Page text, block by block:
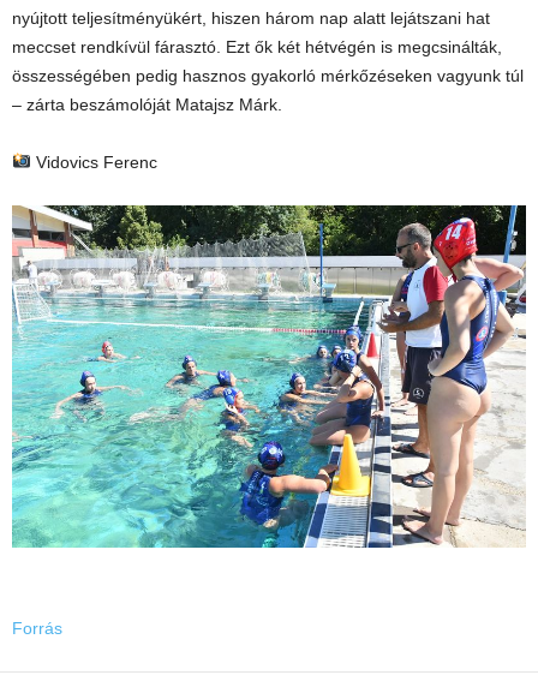
nyújtott teljesítményükért, hiszen három nap alatt lejátszani hat
meccset rendkívül fárasztó. Ezt ők két hétvégén is megcsinálták,
összességében pedig hasznos gyakorló mérkőzéseken vagyunk túl
– zárta beszámolóját Matajsz Márk.
Vidovics Ferenc
Forrás